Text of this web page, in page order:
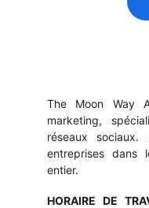
The Moon Way
marketing,
réseaux
entreprises
entier.
HORAIRE DE